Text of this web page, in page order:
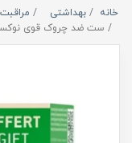
خانه بهداشتی
ست ضد چروک قوی